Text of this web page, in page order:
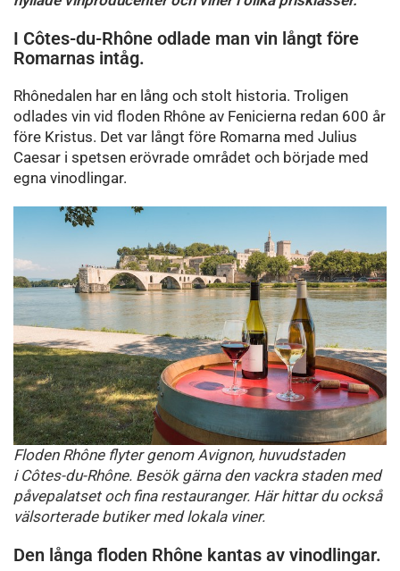
I Côtes-du-Rhône odlade man vin långt före
Romarnas intåg.
Rhônedalen har en lång och stolt historia. Troligen
odlades vin vid floden Rhône av Fenicierna redan 600 år
före Kristus. Det var långt före Romarna med Julius
Caesar i spetsen erövrade området och började med
egna vinodlingar.
Floden Rhône flyter genom Avignon, huvudstaden
i Côtes-du-Rhône. Besök gärna den vackra staden med
påvepalatset och fina restauranger. Här hittar du också
välsorterade butiker med lokala viner.
Den långa floden Rhône kantas av vinodlingar.